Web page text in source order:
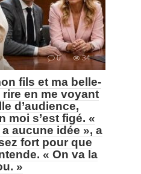
0 34
fils et ma belle-
en me voyant
d’audience,
moi s’est figé. «
aucune idée », a
fort pour que
« On va la
»